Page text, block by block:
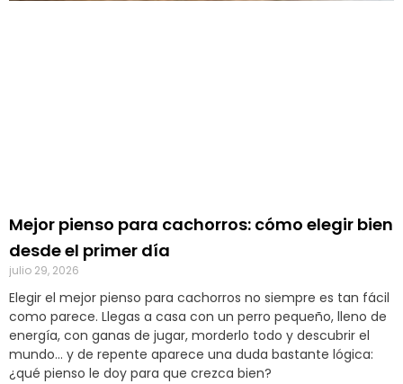
Mejor pienso para cachorros: cómo elegir bien
desde el primer día
julio 29, 2026
Elegir el mejor pienso para cachorros no siempre es tan fácil
como parece. Llegas a casa con un perro pequeño, lleno de
energía, con ganas de jugar, morderlo todo y descubrir el
mundo… y de repente aparece una duda bastante lógica:
¿qué pienso le doy para que crezca bien?